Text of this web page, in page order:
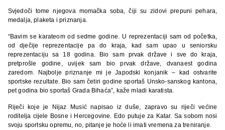
Svjedoči tome njegova momačka soba, čiji su zidovi prepuni pehara,
medalja, plaketa i priznanja.
“Bavim se karateom od sedme godine. U reprezentaciji sam od početka,
od dječije reprezentacije pa do kraja, kad sam upao u seniorsku
reprezentaciju sa 18 godina. Bio sam prvak države i sve do kraja,
pretprošle godine, uvijek sam bio prvak države, dvanaest godina
zaredom. Najbolje priznanje mi je Japodski konjanik – kad ostvarite
sportske rezultate. Bio sam četiri godine sportaš Unsko-sanskog kantona,
pet godina bio sportaš Grada Bihaća”, kaže mladi karatista.
Riječi koje je Nijaz Musić napisao iz duše, zapravo su riječi većine
roditelja cijele Bosne i Hercegovine. Edo putuje za Katar. Sa sobom nosi
svoju sportsku opremu, no, pitanje je hoće li imati vremena za treniranje.